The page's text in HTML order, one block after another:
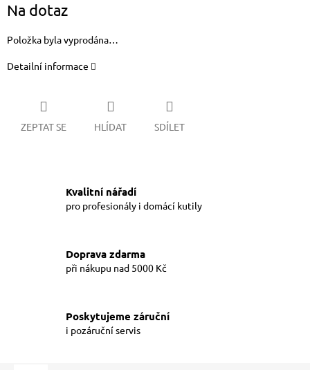
cena:
Na dotaz
Položka byla vyprodána…
Detailní informace
ZEPTAT SE HLÍDAT SDÍLET
Kvalitní nářadí
pro profesionály i domácí kutily
Doprava zdarma
při nákupu nad 5000 Kč
Poskytujeme záruční
i pozáruční servis